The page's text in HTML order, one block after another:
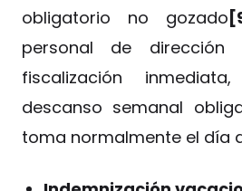
obligatorio no gozado
personal de
fiscalización
descanso semanal
toma normalmente el día